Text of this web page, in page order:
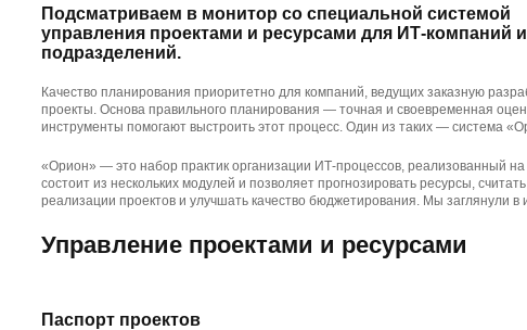
Подсматриваем в монитор со специальной системой
управления проектами и ресурсами для ИТ-компаний и
подразделений.
Качество планирования приоритетно для компаний, ведущих заказную
проекты. Основа правильного планирования — точная и своевременная
инструменты помогают выстроить этот процесс. Один из таких — система
«Орион» — это набор практик организации ИТ-процессов, реализованный
состоит из нескольких модулей и позволяет прогнозировать ресурсы,
реализации проектов и улучшать качество бюджетирования. Мы заглянули
Управление проектами и ресурсами
Паспорт проектов